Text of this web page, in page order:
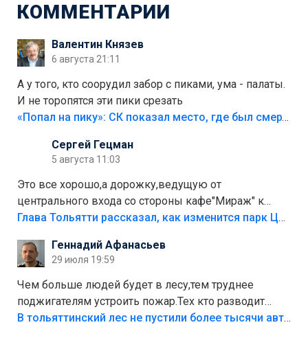
КОММЕНТАРИИ
Валентин Князев
6 августа 21:11
А у того, кто соорудил забор с пиками, ума - палаты.
И не торопятся эти пики срезать
«Попал на пику»: СК показал место, где был смертельно травмирован ребенок в Тольятти
Сергей Гецман
5 августа 11:03
Это все хорошо,а дорожку,ведущую от
центрального входа со стороны кафе"Мираж" к
аттракционам слабо доделать?А то бордюры
лежала в парке и испортилась.Да еще,видимо,часть
украли.
Глава Тольятти рассказал, как изменится парк Центрального района
Геннадий Афанасьев
29 июля 19:59
Чем больше людей будет в лесу,тем труднее
поджигателям устроить пожар.Тех кто разводит
костры,тех надо безбожно штрафовать.Камер полно
В тольяттинский лес не пустили более тысячи автомобилей